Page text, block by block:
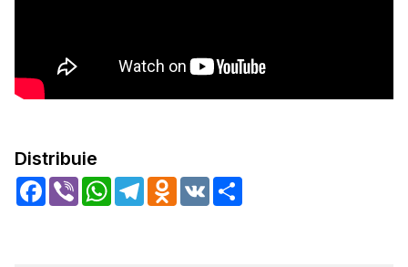
Distribuie
Facebook
Viber WhatsApp
TelegramOdnoklassniki
VK